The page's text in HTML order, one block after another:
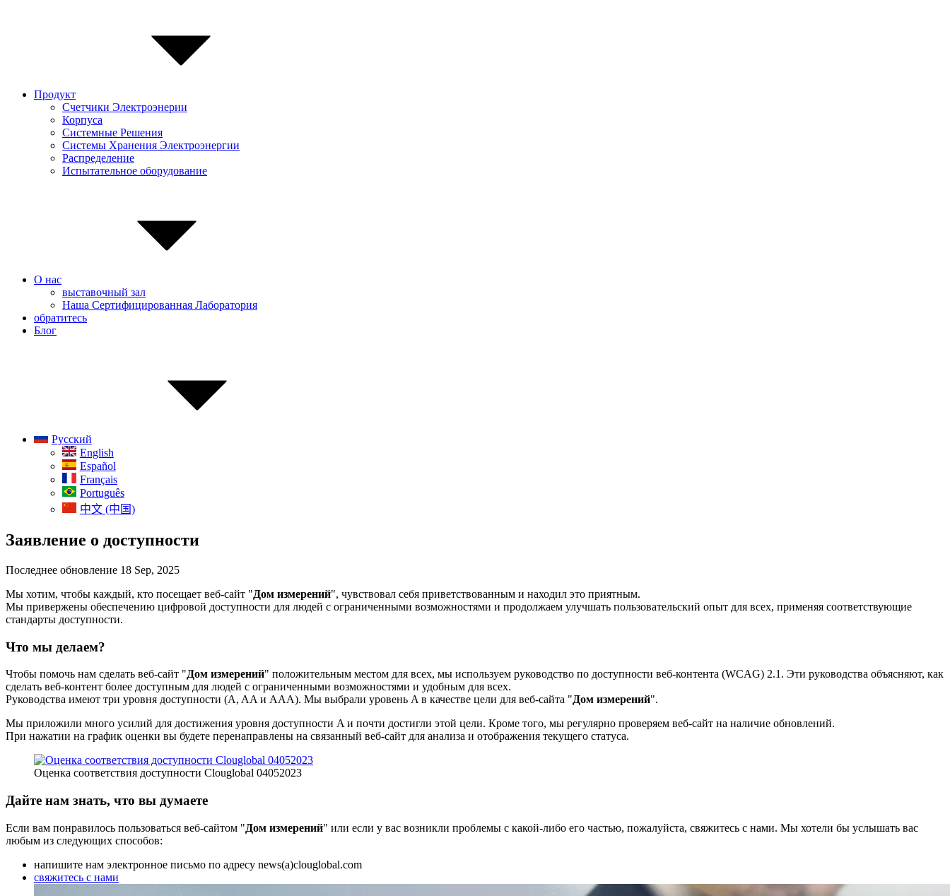
Продукт
Счетчики Электроэнерии
Корпуса
Системные Pешения
Системы Хранения Электроэнергии
Распределение
Испытательное оборудование
О нас
выставочный зал
Наша Сертифицированная Лаборатория
обратитесь
Блог
Русский
English
Español
Français
Português
中文 (中国)
Заявление о доступности
Последнее обновление 18 Sep, 2025
Мы хотим, чтобы каждый, кто посещает веб-сайт "Дом измерений", чувствовал себя приветствованным и находил это приятным.
Мы привержены обеспечению цифровой доступности для людей с ограниченными возможностями и продолжаем улучшать пользовательский опыт для всех, применяя соответствующие
стандарты доступности.
Что мы делаем?
Чтобы помочь нам сделать веб-сайт "Дом измерений" положительным местом для всех, мы используем руководство по доступности веб-контента (WCAG) 2.1. Эти руководства объясняют, как
сделать веб-контент более доступным для людей с ограниченными возможностями и удобным для всех.
Руководства имеют три уровня доступности (A, AA и AAA). Мы выбрали уровень A в качестве цели для веб-сайта "Дом измерений".
Мы приложили много усилий для достижения уровня доступности A и почти достигли этой цели. Кроме того, мы регулярно проверяем веб-сайт на наличие обновлений.
При нажатии на график оценки вы будете перенаправлены на связанный веб-сайт для анализа и отображения текущего статуса.
Оценка соответствия доступности Clouglobal 04052023
Дайте нам знать, что вы думаете
Если вам понравилось пользоваться веб-сайтом "Дом измерений" или если у вас возникли проблемы с какой-либо его частью, пожалуйста, свяжитесь с нами. Мы хотели бы услышать вас
любым из следующих способов:
напишите нам электронное письмо по адресу news(a)clouglobal.com
свяжитесь с нами